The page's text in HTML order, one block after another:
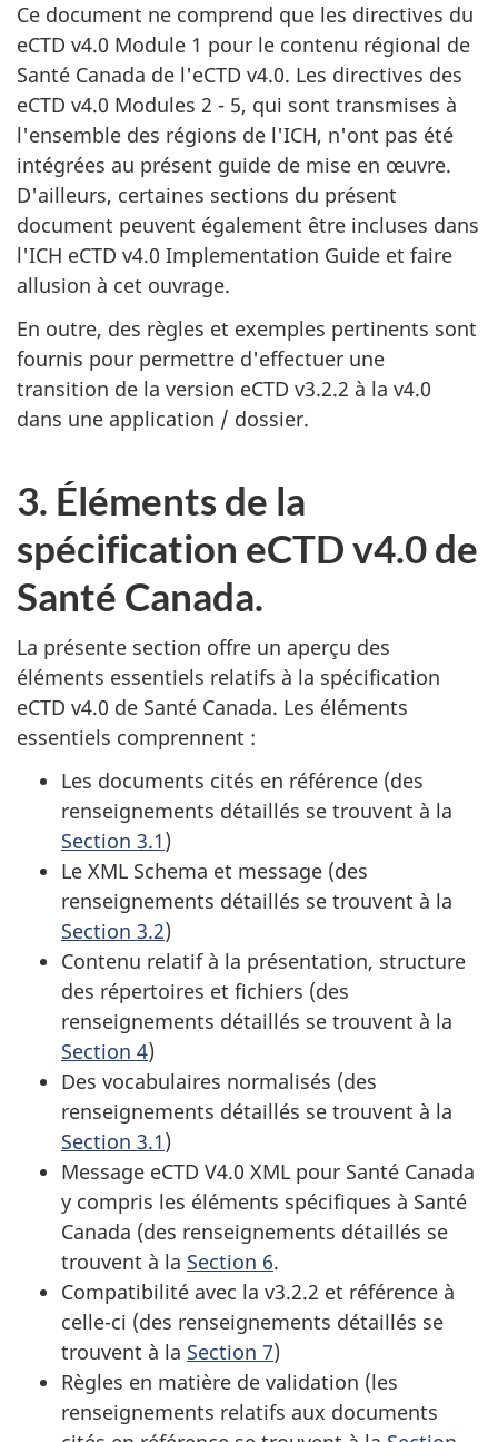
Ce document ne comprend que les directives du
eCTD v4.0 Module 1 pour le contenu régional de
Santé Canada de l'eCTD v4.0. Les directives des
eCTD v4.0 Modules 2 - 5, qui sont transmises à
l'ensemble des régions de l'ICH, n'ont pas été
intégrées au présent guide de mise en œuvre.
D'ailleurs, certaines sections du présent
document peuvent également être incluses dans
l'ICH eCTD v4.0 Implementation Guide et faire
allusion à cet ouvrage.
En outre, des règles et exemples pertinents sont
fournis pour permettre d'effectuer une
transition de la version eCTD v3.2.2 à la v4.0
dans une application / dossier.
3. Éléments de la
spécification eCTD v4.0 de
Santé Canada.
La présente section offre un aperçu des
éléments essentiels relatifs à la spécification
eCTD v4.0 de Santé Canada. Les éléments
essentiels comprennent :
Les documents cités en référence (des
renseignements détaillés se trouvent à la
Section 3.1)
Le XML Schema et message (des
renseignements détaillés se trouvent à la
Section 3.2)
Contenu relatif à la présentation, structure
des répertoires et fichiers (des
renseignements détaillés se trouvent à la
Section 4)
Des vocabulaires normalisés (des
renseignements détaillés se trouvent à la
Section 3.1)
Message eCTD V4.0 XML pour Santé Canada
y compris les éléments spécifiques à Santé
Canada (des renseignements détaillés se
trouvent à la Section 6.
Compatibilité avec la v3.2.2 et référence à
celle-ci (des renseignements détaillés se
trouvent à la Section 7)
Règles en matière de validation (les
renseignements relatifs aux documents